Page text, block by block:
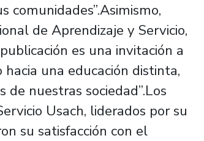
comunidades”.Asimismo,
de Aprendizaje y Servicio,
es una invitación a
una educación distinta,
nuestras sociedad”.Los
Usach, liderados por su
su satisfacción con el